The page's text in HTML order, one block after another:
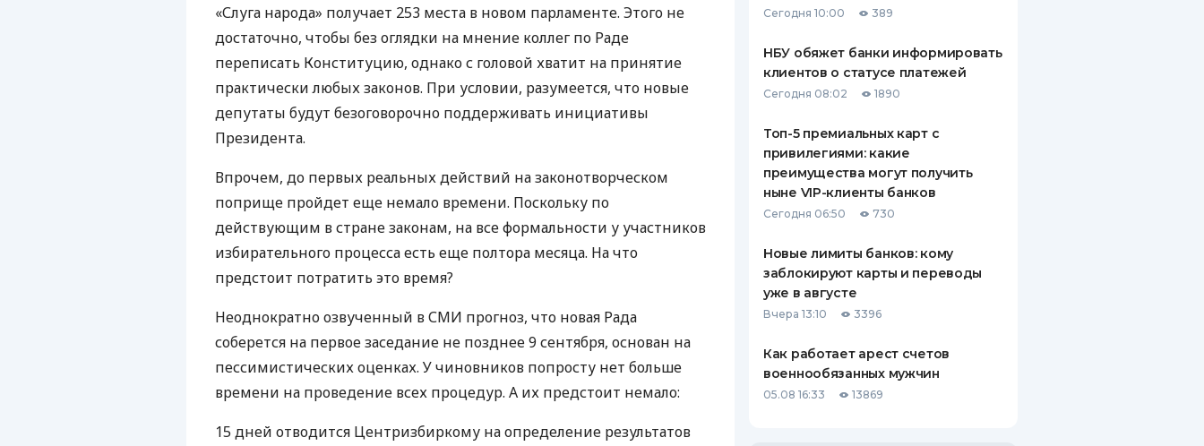
КЕШБЭКА
БАНКОВСКИМ КАРТАМ
СТРАХОВАНИЮ
ВСЕ СТРАХОВЫЕ ПОЛИСЫ
ОТЗЫВЫ О СТРАХОВЫХ
КОМПАНИЯХ
«Слуга народа» получает 253 места в новом парламенте. Этого не
достаточно, чтобы без оглядки на мнение коллег по Раде
переписать Конституцию, однако с головой хватит на принятие
практически любых законов. При условии, разумеется, что новые
депутаты будут безоговорочно поддерживать инициативы
Президента.
Впрочем, до первых реальных действий на законотворческом
поприще пройдет еще немало времени. Поскольку по
действующим в стране законам, на все формальности у участников
избирательного процесса есть еще полтора месяца. На что
предстоит потратить это время?
Неоднократно озвученный вСМИ прогноз, что новая Рада
соберется на первое заседание не позднее 9 сентября, основан на
пессимистических оценках. У чиновников попросту нет больше
времени на проведение всех процедур. А их предстоит немало:
15 дней отводится Центризбиркому на определение результатов
Сегодня 10:00 389
НБУ обяжет банки информировать
клиентов о статусе платежей
Сегодня 08:02 1890
Топ-5 премиальных карт с
привилегиями: какие
преимущества могут получить
ныне VIP-клиенты банков
Сегодня 06:50 730
Новые лимиты банков: кому
заблокируют карты и переводы
уже в августе
Вчера 13:10 3396
Как работает арест счетов
военнообязанных мужчин
05.08 16:33 13869